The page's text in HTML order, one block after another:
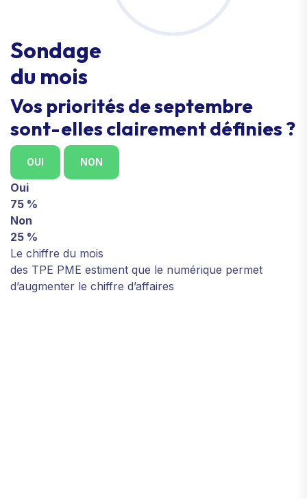
Sondage
du mois
Vos priorités de septembre
sont-elles clairement définies ?
OUI NON
Oui
75 %
Non
25 %
Le chiffre du mois
des TPE PME estiment que le numérique permet
d’augmenter le chiffre d’affaires